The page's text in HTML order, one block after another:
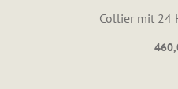
Collier mit 24